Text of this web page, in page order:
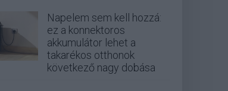
Napelem sem kell hozzá:
ez a konnektoros
akkumulátor lehet a
takarékos otthonok
következő nagy dobása